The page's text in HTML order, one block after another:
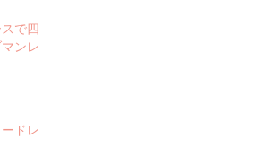
で四
ンレ
ドレ